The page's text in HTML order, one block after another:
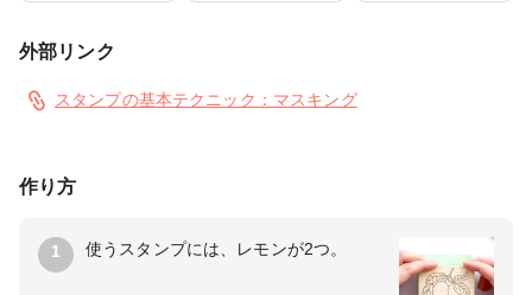
外部リンク
スタンプの基本テクニック：マスキング
作り方
1 使うスタンプには、レモンが2つ。